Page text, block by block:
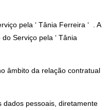
pela ‘ Tânia Ferreira ‘ . A
Serviço pela ‘ Tânia
âmbito da relação contratual
dados pessoais, diretamente